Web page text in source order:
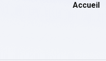
Accueil